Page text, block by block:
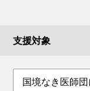
支援対象